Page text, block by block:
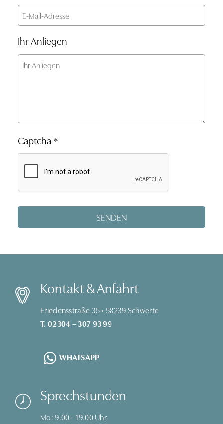
Ihr Anliegen
Captcha *
Kontakt & Anfahrt
Friedensstraße 35 • 58239 Schwerte
T. 02304 – 307 93 99
WHATSAPP
Sprechstunden
Mo: 9.00 - 19.00 Uhr